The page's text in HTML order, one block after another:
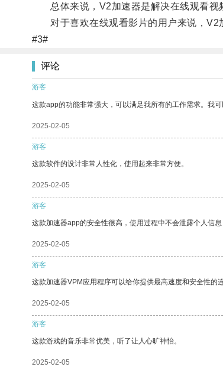
总体来说，V2加速器是解决在线观看视
对于喜欢在线观看影片的用户来说，V2
#3#
评论
游客
这款app的功能非常强大，可以满足我所有的工作需求。我
2025-02-05
游客
这款软件的设计非常人性化，使用起来非常方便。
2025-02-05
游客
这款加速器app的安全性很高，使用过程中不会泄露个人信息
2025-02-05
游客
这款加速器VPM应用程序可以给你提供最高速度和安全性的
2025-02-05
游客
这款游戏的音乐非常优美，听了让人心旷神怡。
2025-02-05